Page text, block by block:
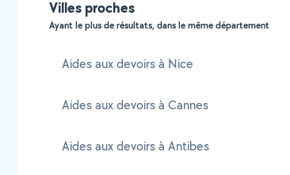
Villes proches
Ayant le plus de résultats, dans le même département
Aides aux devoirs à Nice
Aides aux devoirs à Cannes
Aides aux devoirs à Antibes